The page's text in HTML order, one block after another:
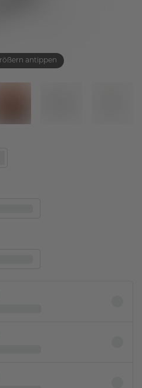
antippen